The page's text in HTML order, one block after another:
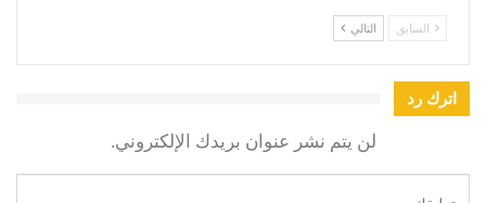
السابق التالي
اترك رد
لن يتم نشر عنوان بريدك الإلكتروني.